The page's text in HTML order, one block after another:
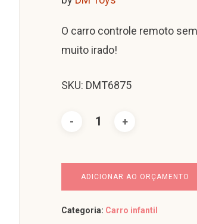
O carro controle remoto
muito irado!
SKU: DMT6875
ADICIONAR AO ORÇAMENTO
Categoria: Carro infantil